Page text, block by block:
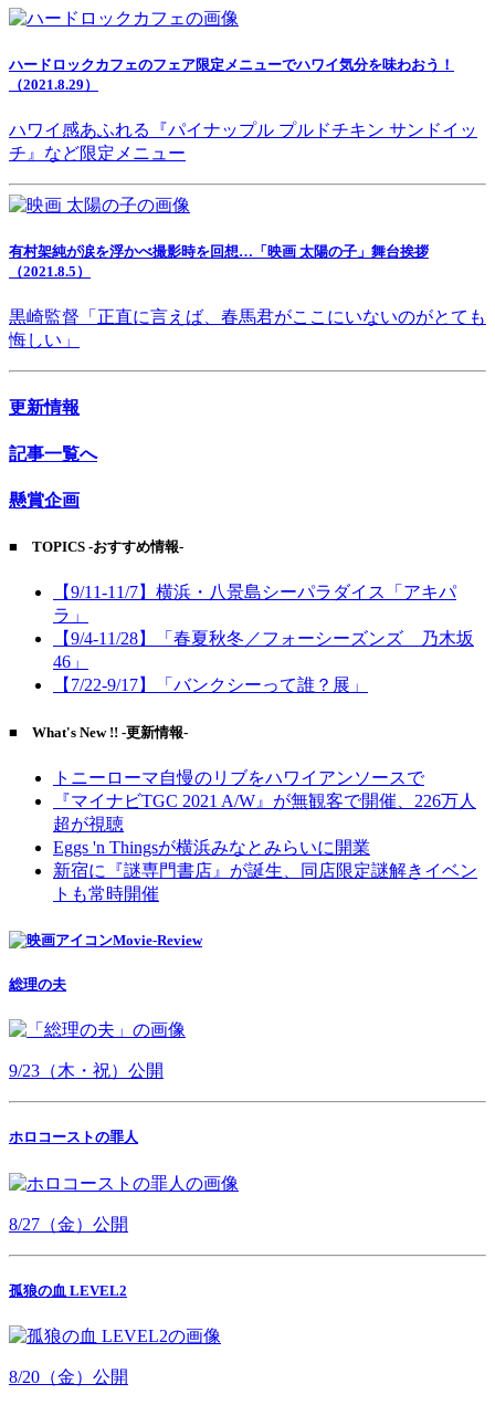
ハードロックカフェのフェア限定メニューでハワイ気分を味わおう！
（2021.8.29）
ハワイ感あふれる『パイナップル プルドチキン サンドイッ
チ』など限定メニュー
有村架純が涙を浮かべ撮影時を回想…「映画 太陽の子」舞台挨拶
（2021.8.5）
黒崎監督「正直に言えば、春馬君がここにいないのがとても
悔しい」
更新情報
記事一覧へ
懸賞企画
■ TOPICS -おすすめ情報-
【9/11-11/7】横浜・八景島シーパラダイス「アキパ
ラ」
【9/4-11/28】「春夏秋冬／フォーシーズンズ 乃木坂
46」
【7/22-9/17】「バンクシーって誰？展」
■ What's New !! -更新情報-
トニーローマ自慢のリブをハワイアンソースで
『マイナビTGC 2021 A/W』が無観客で開催、226万人
超が視聴
Eggs 'n Thingsが横浜みなとみらいに開業
新宿に『謎専門書店』が誕生、同店限定謎解きイベン
トも常時開催
Movie-Review
総理の夫
9/23（木・祝）公開
ホロコーストの罪人
8/27（金）公開
孤狼の血 LEVEL2
8/20（金）公開